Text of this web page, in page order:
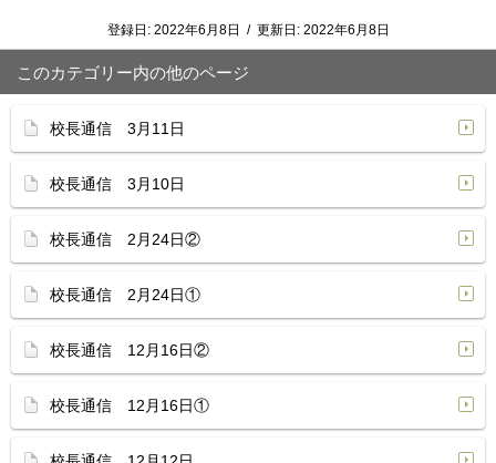
登録日: 2022年6月8日 / 更新日: 2022年6月8日
このカテゴリー内の他のページ
校長通信 3月11日
校長通信 3月10日
校長通信 2月24日②
校長通信 2月24日①
校長通信 12月16日②
校長通信 12月16日①